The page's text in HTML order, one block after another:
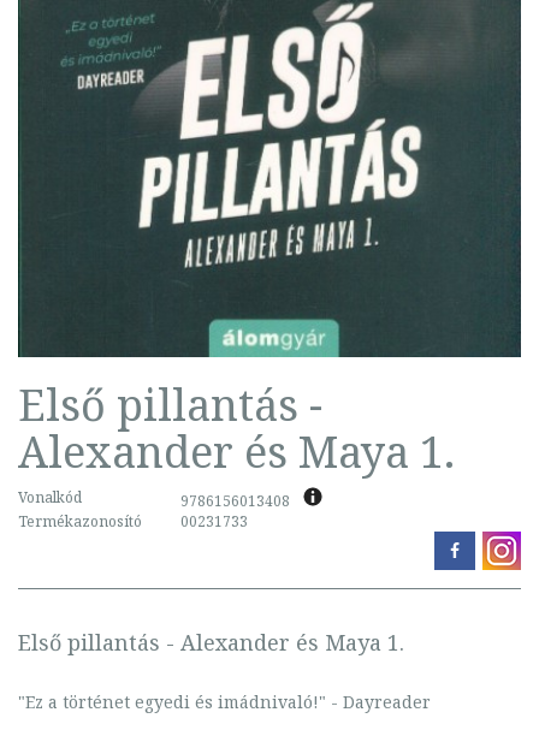
Első pillantás -
Alexander és Maya 1.
Vonalkód
9786156013408
Termékazonosító
00231733
Első pillantás - Alexander és Maya 1.
"Ez a történet egyedi és imádnivaló!" - Dayreader